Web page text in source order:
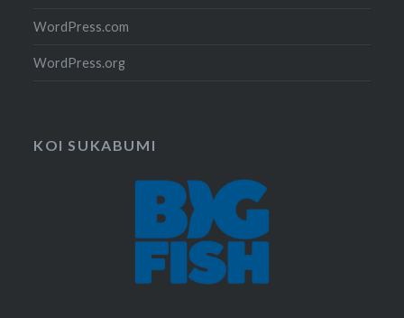
WordPress.com
WordPress.org
KOI SUKABUMI